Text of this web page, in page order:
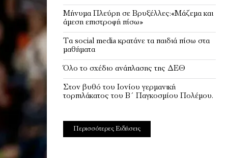
Μήνυμα Πλεύρη σε Βρυξέλλες:«Μάζεμα και
άμεση επιστροφή πίσω»
Τα social media κρατάνε τα παιδιά πίσω στα
μαθήματα
Όλο το σχέδιο ανάπλασης της ΔΕΘ
Στον βυθό του Ιονίου γερμανική
τορπιλάκατος του Β΄ Παγκοσμίου Πολέμου.
Περισσότερες Ειδήσεις